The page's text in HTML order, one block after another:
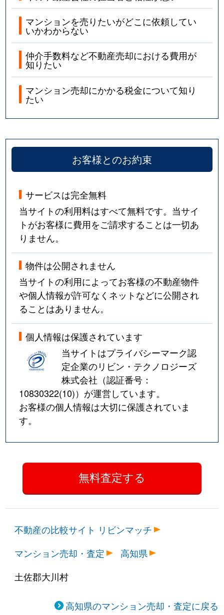
マンションを売りたいがどこに依頼してい
いかわからない
仲介手数料など不動産売却における費用が
知りたい
マンション売却にかかる税金について知り
たい
お客様とのお約束
サービスは完全無料
当サイトの利用料はすべて無料です。当サイ
トがお客様に費用をご請求することは一切あ
りません。
物件は公開されません
当サイトの利用によってお客様の不動産物件
や個人情報が許可なくネットなどに公開され
ることはありません。
個人情報は保護されています
当サイトはプライバシーマーク認
定企業のリビン・テクノロジーズ
株式会社（認証番号：
10830322(10)）が運営しています。
お客様の個人情報は大切に保護されていま
す。
不動産の比較サイト リビンマッチ
マンション売却・査定
高知県
土佐郡大川村
高知県のマンション売却・査定に戻る